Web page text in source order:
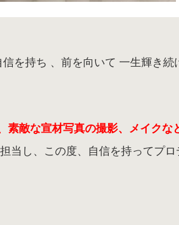
を持ち 、前を向いて 一生輝き続
素敵な宣材写真の撮影、メイクな
当し、この度、自信を持ってプロ